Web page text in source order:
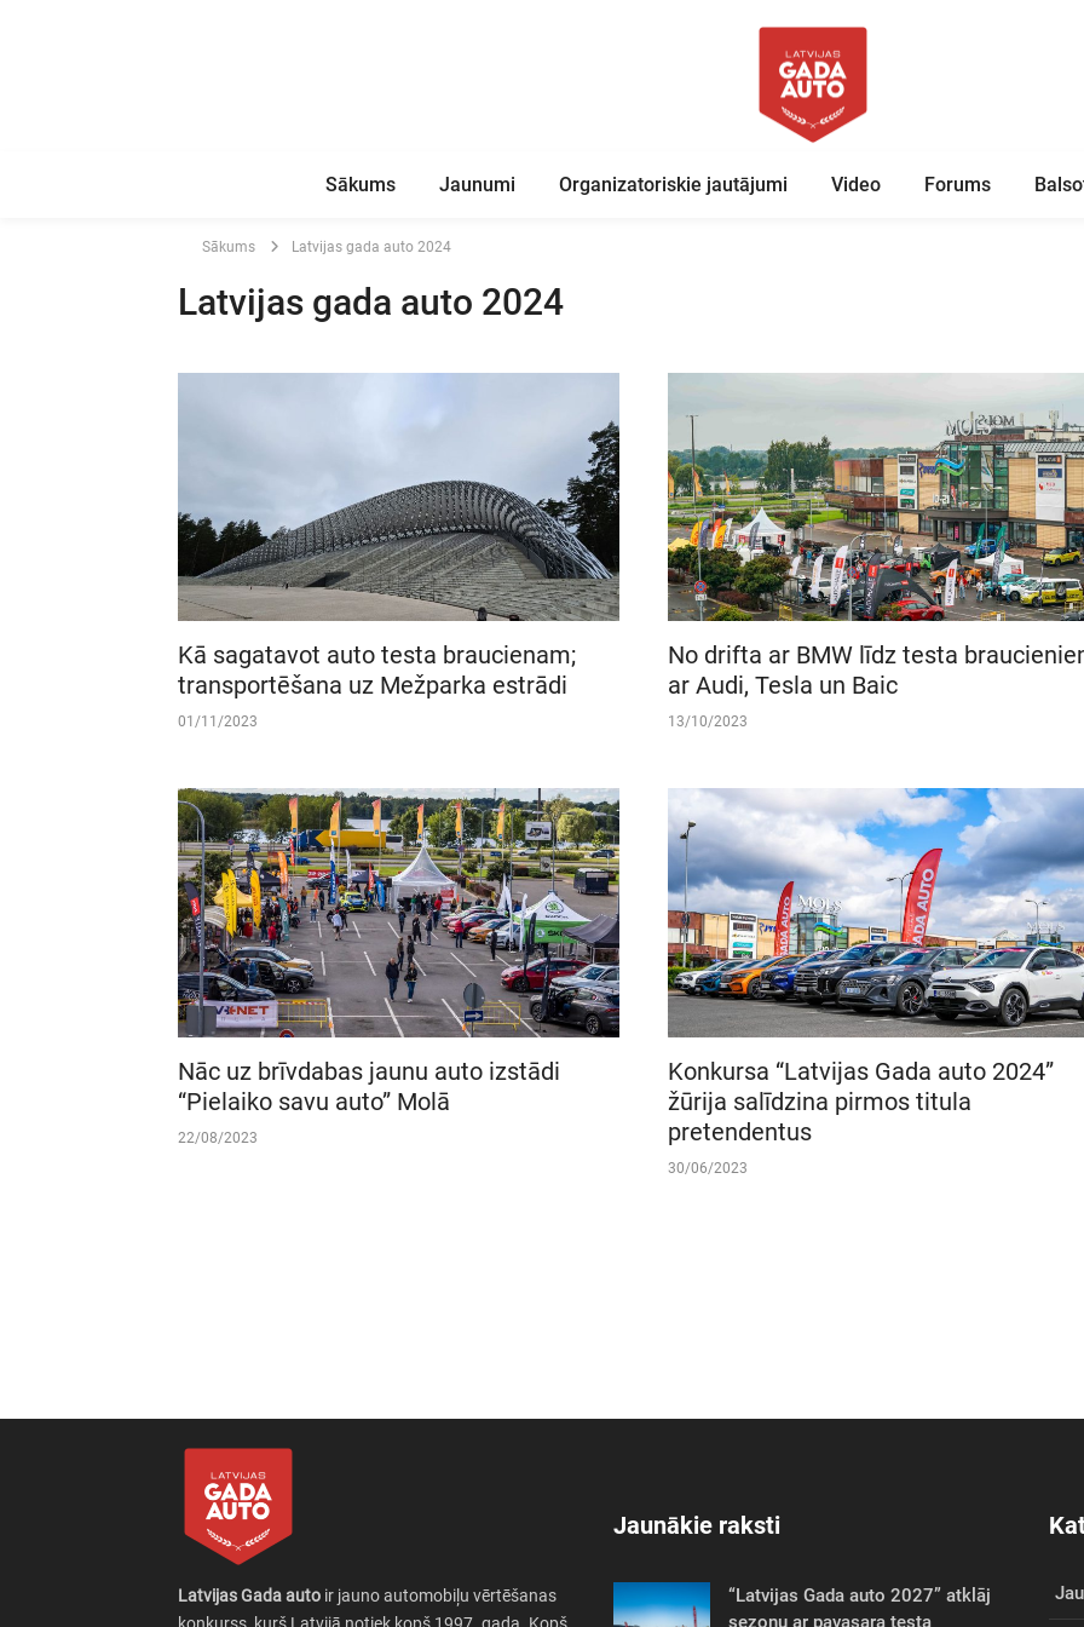
Sākums Jaunumi Organizatoriskie jautājumi Video Forums
Sākums Latvijas gada auto 2024
Latvijas gada auto 2024
Kā sagatavot auto testa braucienam;
transportēšana uz Mežparka estrādi
01/11/2023
No drifta ar BMW līdz testa
ar Audi, Tesla un Baic
13/10/2023
Nāc uz brīvdabas jaunu auto izstādi
“Pielaiko savu auto” Molā
22/08/2023
Konkursa “Latvijas Gada auto 2024”
žūrija salīdzina pirmos titula
pretendentus
30/06/2023
Latvijas Gada auto ir jauno automobiļu vērtēšanas
Jaunākie raksti
“Latvijas Gada auto 2027” atklāj
sezonu ar pavasara testa